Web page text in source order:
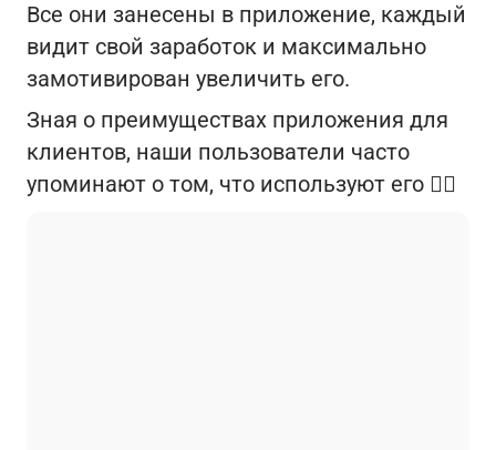
Все они занесены в приложение, каждый
видит свой заработок и максимально
замотивирован увеличить его.
Зная о преимуществах приложения для
клиентов, наши пользователи часто
упоминают о том, что используют его 👇🏼